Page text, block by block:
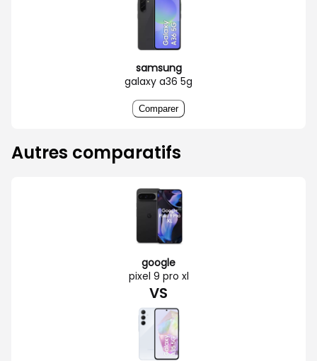
samsung
galaxy a36 5g
Comparer
Autres comparatifs
google
pixel 9 pro xl
VS